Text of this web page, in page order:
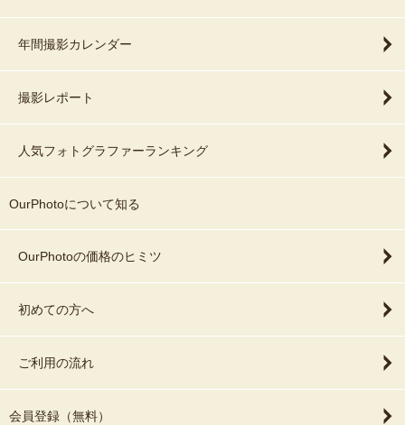
年間撮影カレンダー
撮影レポート
人気フォトグラファーランキング
OurPhotoについて知る
OurPhotoの価格のヒミツ
初めての方へ
ご利用の流れ
会員登録（無料）